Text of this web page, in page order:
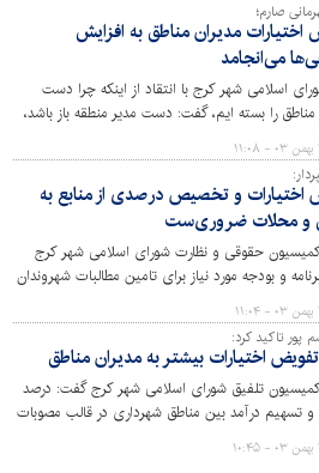
صارم؛
اختیارات مدیران مناطق به افزایش
می‌انجامد
اسلامی شهر کرج با انتقاد از اینکه چرا دست
مناطق را بسته ایم، گفت: دست مدیر منطقه باز باشد،
مثبت می‌شود.
اختیارات و تخصیص درصدی از منابع به
و محلات ضروری‌ست
حقوقی و نظارت شورای اسلامی شهر کرج
و بودجه مورد نیاز برای تامین مطالبات شهروندان
زیباسازی و اولویت‌های محلی مناطق تامین شود.
پور تاکید کرد:
اختیارات بیشتر به مدیران مناطق
تلفیق شورای اسلامی شهر کرج گفت: درصد
تسهیم درآمد بین مناطق شهرداری در قالب مصوبات
شهرداری و بر اساس مصوبات شورای برنامه‌ریزی
تعیین می‌شود که از اختیارات شهردار و حوزه‌های